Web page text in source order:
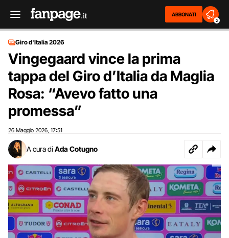
ABBONATI
2
Giro d'Italia 2026
Vingegaard vince la prima
tappa del Giro d’Italia da Maglia
Rosa: “Avevo fatto una
promessa”
26 Maggio 2026 17:51
A cura di Ada Cotugno